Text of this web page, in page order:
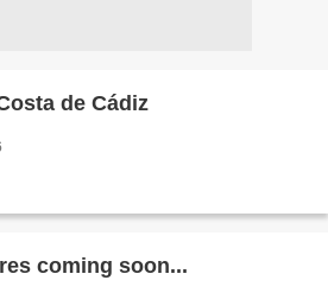
de Cádiz
coming soon...